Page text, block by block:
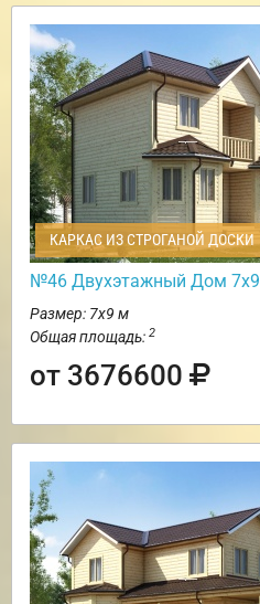
КАРКАС ИЗ СТРОГАНОЙ ДОСКИ
№46 Двухэтажный Дом 7х9
Размер: 7х9 м
Общая площадь: 2
от 3676600